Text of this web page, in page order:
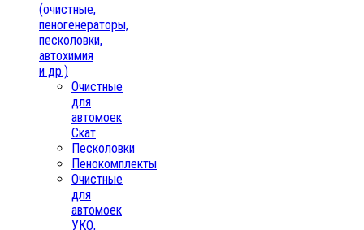
(очистные,
пеногенераторы,
песколовки,
автохимия
и др.)
Очистные
для
автомоек
Скат
Песколовки
Пенокомплекты
Очистные
для
автомоек
УКО,